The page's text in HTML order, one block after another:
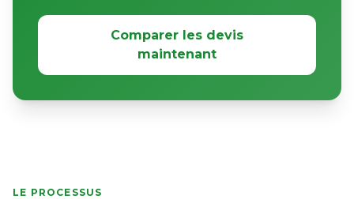
Comparer les devis
maintenant
LE PROCESSUS